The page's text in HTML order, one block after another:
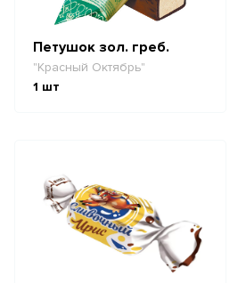
Петушок зол. греб.
"Красный Октябрь"
1 шт